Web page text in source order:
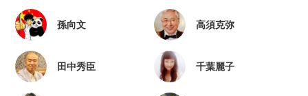
孫向文 高須克弥
田中秀臣 千葉麗子